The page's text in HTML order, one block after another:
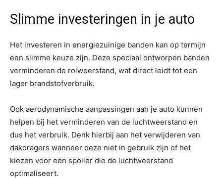
Slimme investeringen in je auto
Het investeren in energiezuinige banden kan op termijn
een slimme keuze zijn. Deze speciaal ontworpen banden
verminderen de rolweerstand, wat direct leidt tot een
lager brandstofverbruik.
Ook aerodynamische aanpassingen aan je auto kunnen
helpen bij het verminderen van de luchtweerstand en
dus het verbruik. Denk hierbij aan het verwijderen van
dakdragers wanneer deze niet in gebruik zijn of het
kiezen voor een spoiler die de luchtweerstand
optimaliseert.